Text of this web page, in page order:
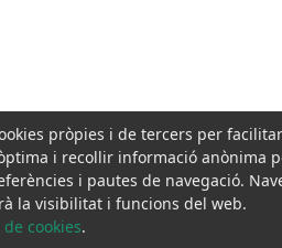
pròpies i de tercers per
i recollir informació anònima
i pautes de navegació.
la visibilitat i funcions del web.
cookies.